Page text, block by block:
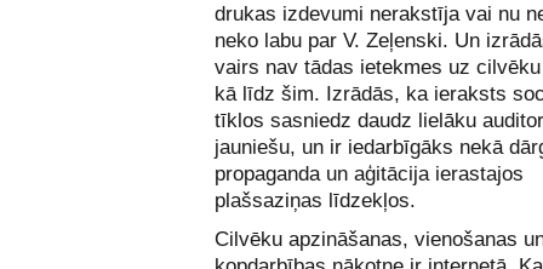
drukas izdevumi nerakstīja vai nu
neko labu par V. Zeļenski. Un
vairs nav tādas ietekmes uz
kā līdz šim. Izrādās, ka ieraksts
tīklos sasniedz daudz lielāku
jauniešu, un ir iedarbīgāks nekā
propaganda un aģitācija ierastajos
plašsaziņas līdzekļos.
Cilvēku apzināšanas, vienošanas